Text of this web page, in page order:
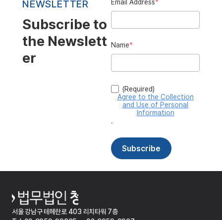
서울 강남구 테헤란로 403 리치타워 7층